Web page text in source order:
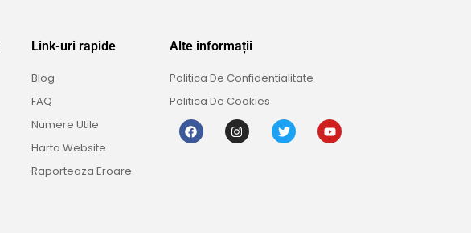
Link-uri rapide
Blog
FAQ
Numere Utile
Harta Website
Raporteaza Eroare
Alte informații
Politica De Confidentialitate
Politica De Cookies